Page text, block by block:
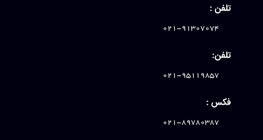
تلفن :
021-91307074
تلفن:
021-95119857
فکس :
021-89780387